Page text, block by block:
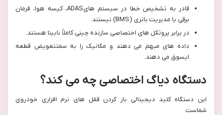
قادر به تشخیص خطا در سیستم هایADAS، کیسه هوا، فرمان
برقی یا مدیریت باتری (BMS) نیستند.
در برابر پروتکل های اختصاصی سازنده چینی کاملاً نابینا هستند.
داده های مبهم می دهند و مکانیک را به سمتتعویض قطعه
ایسوق می دهند.
دستگاه دیاگ اختصاصی چه می کند؟
این دستگاه کلید دیجیتالی باز کردن قفل های نرم افزاری خودروی
شماست.